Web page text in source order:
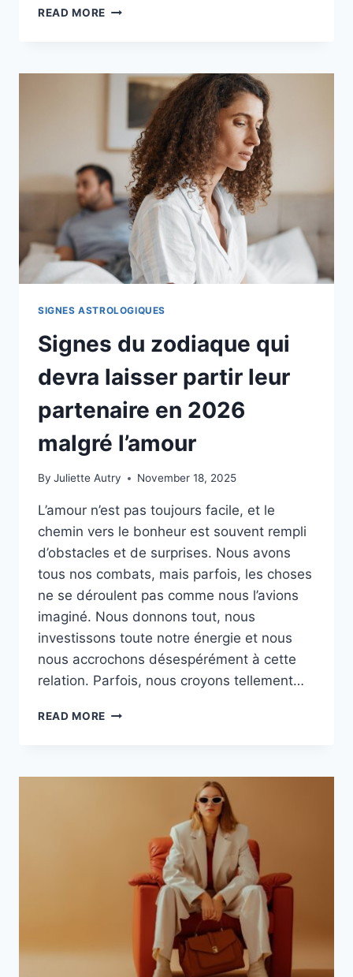
READ MORE LES
VIE
ESSENTIELLES
TON
SIGNE
ASTROLOGIQUE
EN
2026
SIGNES ASTROLOGIQUES
Signes du zodiaque qui
devra laisser partir leur
partenaire en 2026
malgré l’amour
By Juliette Autry November 18, 2025
L’amour n’est pas toujours facile, et le
chemin vers le bonheur est souvent rempli
d’obstacles et de surprises. Nous avons
tous nos combats, mais parfois, les choses
ne se déroulent pas comme nous l’avions
imaginé. Nous donnons tout, nous
investissons toute notre énergie et nous
nous accrochons désespérément à cette
relation. Parfois, nous croyons tellement…
READ MORE SIGNES
DEVRA
PARTENAIRE
2026